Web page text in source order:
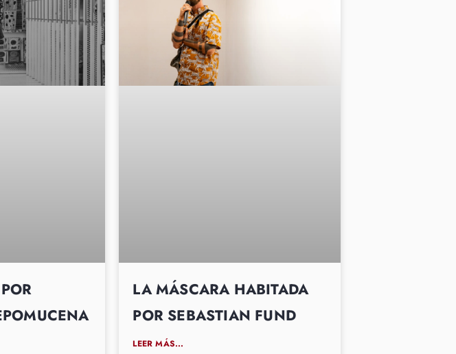
LA MÁSCARA HABITADA
POR SEBASTIAN FUND
LEER MÁS...